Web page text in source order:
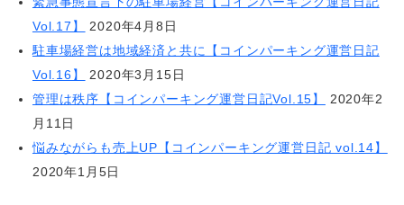
Vol.17】
2020年4月8日
駐車場経営は地域経済と共に【コインパーキング運営日記
Vol.16】
2020年3月15日
管理は秩序【コインパーキング運営日記Vol.15】
2020年2
月11日
悩みながらも売上UP【コインパーキング運営日記 vol.14】
2020年1月5日